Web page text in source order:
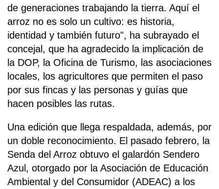
de generaciones trabajando la tierra. Aquí el
arroz no es solo un cultivo: es historia,
identidad y también futuro", ha subrayado el
concejal, que ha agradecido la implicación de
la DOP, la Oficina de Turismo, las asociaciones
locales, los agricultores que permiten el paso
por sus fincas y las personas y guías que
hacen posibles las rutas.
Una edición que llega respaldada, además, por
un doble reconocimiento. El pasado febrero, la
Senda del Arroz obtuvo el galardón Sendero
Azul, otorgado por la Asociación de Educación
Ambiental y del Consumidor (ADEAC) a los